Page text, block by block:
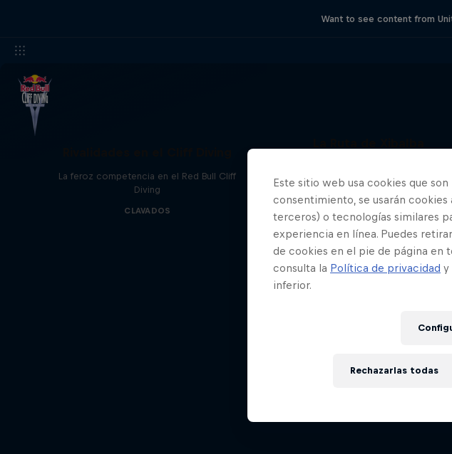
Want to see content from
La feroz competencia en el Red Bull Cliff
Diving
CLAVADOS
1 Temporada · 3 episodios
CLAVADOS
Este sitio web usa cookies que
consentimiento, se usarán
terceros) o tecnologías similares
experiencia en línea. Puedes
de cookies en el pie de página en
consulta la Política de privacidad y
inferior.
Rechazarlas todas